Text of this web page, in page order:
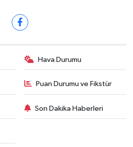
Hava Durumu
Puan Durumu ve Fikstür
Son Dakika Haberleri